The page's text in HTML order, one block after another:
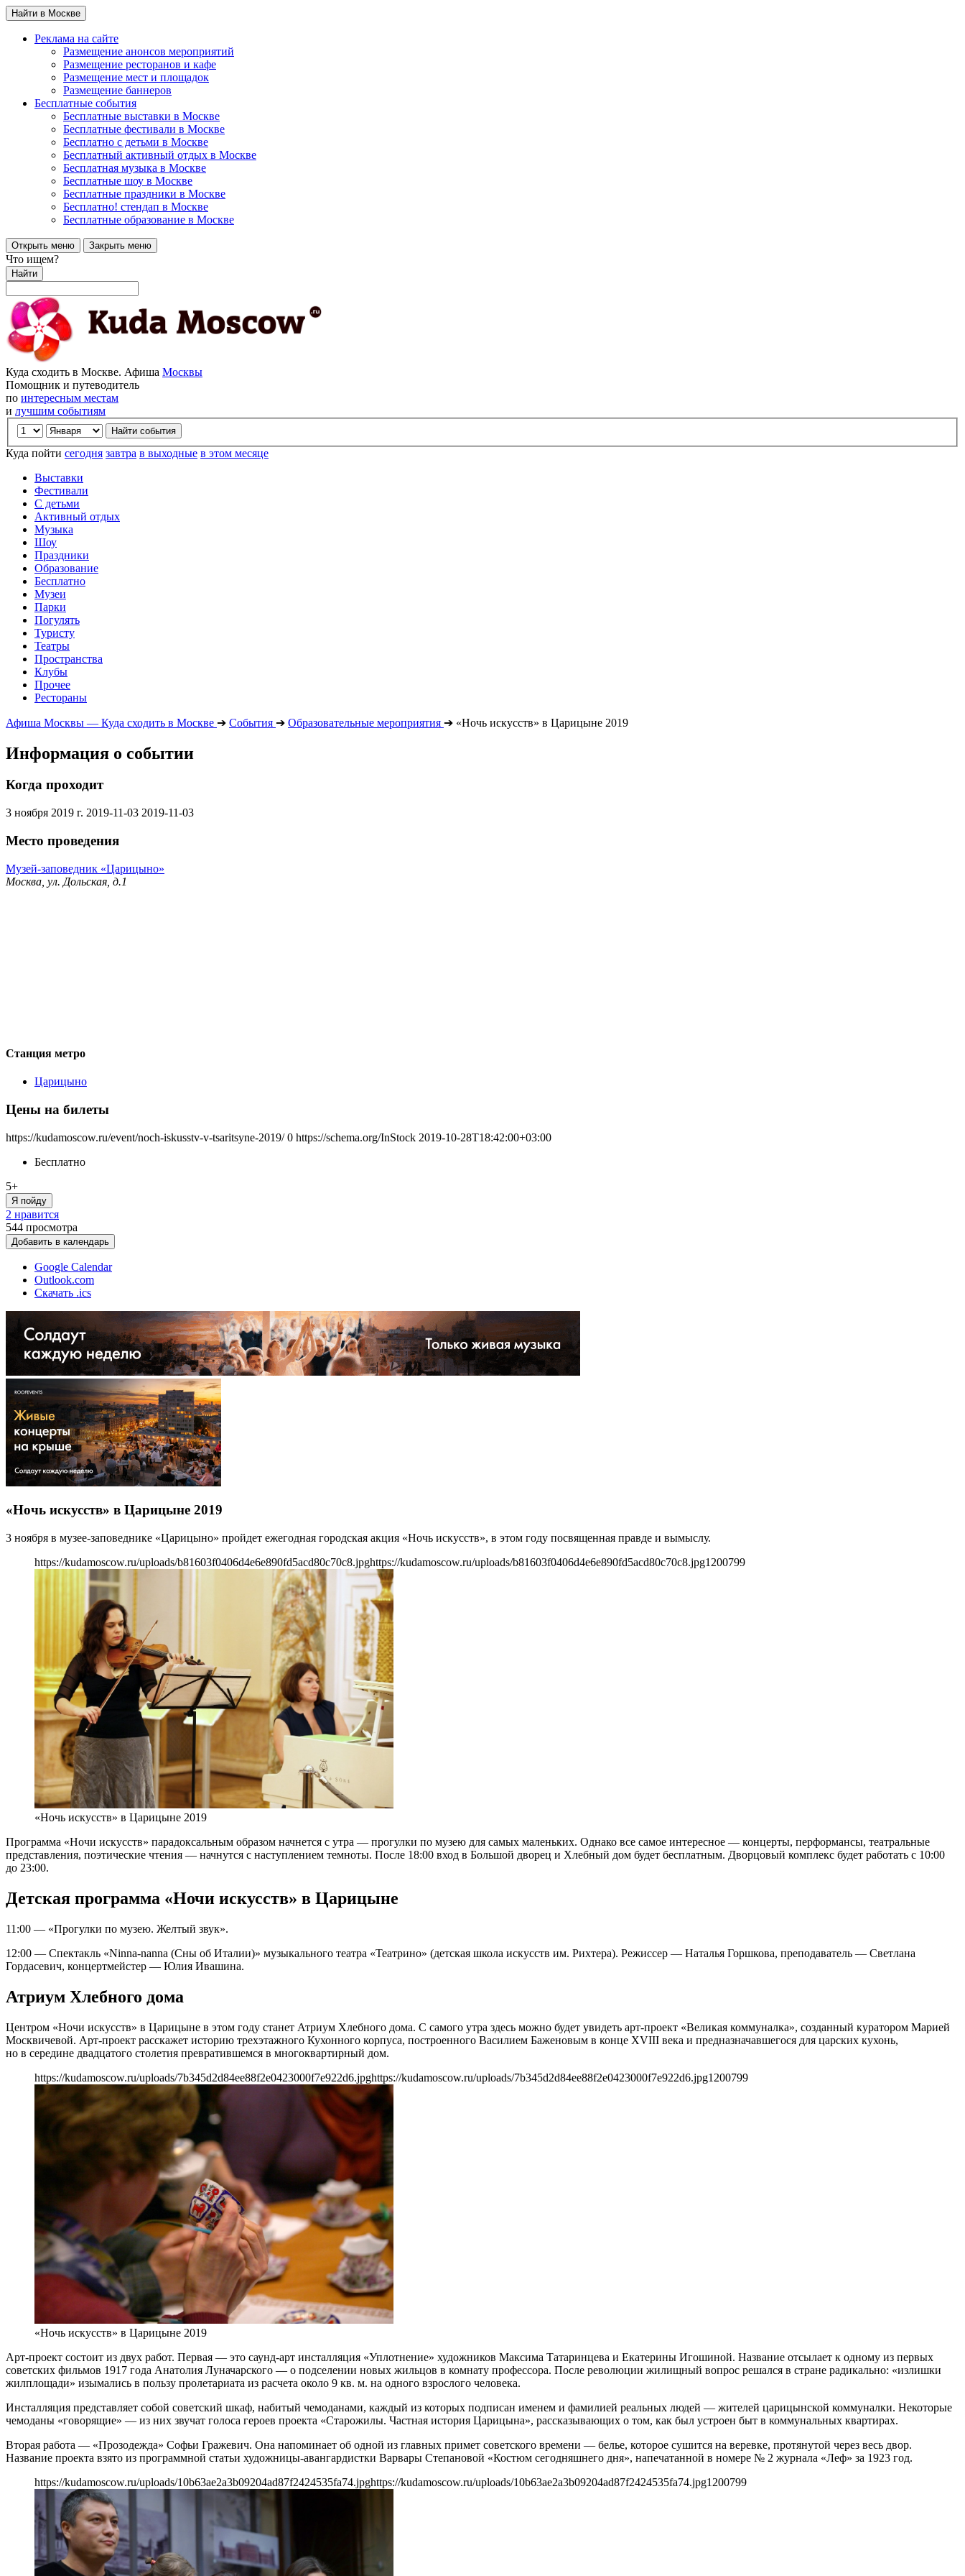
Найти в Москве
Реклама на сайте
Размещение анонсов мероприятий
Размещение ресторанов и кафе
Размещение мест и площадок
Размещение баннеров
Бесплатные события
Бесплатные выставки в Москве
Бесплатные фестивали в Москве
Бесплатно с детьми в Москве
Бесплатный активный отдых в Москве
Бесплатная музыка в Москве
Бесплатные шоу в Москве
Бесплатные праздники в Москве
Бесплатно! стендап в Москве
Бесплатные образование в Москве
Открыть меню Закрыть меню
Что ищем?
Найти
Куда сходить в Москве. Афиша Москвы
Помощник и путеводитель
по интересным местам
и лучшим событиям
Куда пойти сегодня завтра в выходные в этом месяце
Выставки
Фестивали
С детьми
Активный отдых
Музыка
Шоу
Праздники
Образование
Бесплатно
Музеи
Парки
Погулять
Туристу
Театры
Пространства
Клубы
Прочее
Рестораны
Афиша Москвы — Куда сходить в Москве ➔ События ➔ Образовательные мероприятия ➔ «Ночь искусств» в Царицыне 2019
Информация о событии
Когда проходит
3 ноября 2019 г. 2019-11-03 2019-11-03
Место проведения
Музей-заповедник «Царицыно»
Москва, ул. Дольская, д.1
Станция метро
Царицыно
Цены на билеты
https://kudamoscow.ru/event/noch-iskusstv-v-tsaritsyne-2019/ 0 https://schema.org/InStock 2019-10-28T18:42:00+03:00
Бесплатно
5+
Я пойду
2 нравится
544 просмотра
Добавить в календарь
Google Calendar
Outlook.com
Скачать .ics
«Ночь искусств» в Царицыне 2019
3 ноября в музее-заповеднике «Царицыно» пройдет ежегодная городская акция «Ночь искусств», в этом году посвященная правде и вымыслу.
https://kudamoscow.ru/uploads/b81603f0406d4e6e890fd5acd80c70c8.jpghttps://kudamoscow.ru/uploads/b81603f0406d4e6e890fd5acd80c70c8.jpg1200799
«Ночь искусств» в Царицыне 2019
Программа «Ночи искусств» парадоксальным образом начнется с утра — прогулки по музею для самых маленьких. Однако все самое интересное — концерты, перформансы, театральные
представления, поэтические чтения — начнутся с наступлением темноты. После 18:00 вход в Большой дворец и Хлебный дом будет бесплатным. Дворцовый комплекс будет работать с 10:00
до 23:00.
Детская программа «Ночи искусств» в Царицыне
11:00 — «Прогулки по музею. Желтый звук».
12:00 — Спектакль «Ninna-nanna (Сны об Италии)» музыкального театра «Театрино» (детская школа искусств им. Рихтера). Режиссер — Наталья Горшкова, преподаватель — Светлана
Гордасевич, концертмейстер — Юлия Ивашина.
Атриум Хлебного дома
Центром «Ночи искусств» в Царицыне в этом году станет Атриум Хлебного дома. С самого утра здесь можно будет увидеть арт-проект «Великая коммуналка», созданный куратором Марией
Москвичевой. Арт-проект расскажет историю трехэтажного Кухонного корпуса, построенного Василием Баженовым в конце XVIII века и предназначавшегося для царских кухонь,
но в середине двадцатого столетия превратившемся в многоквартирный дом.
https://kudamoscow.ru/uploads/7b345d2d84ee88f2e0423000f7e922d6.jpghttps://kudamoscow.ru/uploads/7b345d2d84ee88f2e0423000f7e922d6.jpg1200799
«Ночь искусств» в Царицыне 2019
Арт-проект состоит из двух работ. Первая — это саунд-арт инсталляция «Уплотнение» художников Максима Татаринцева и Екатерины Игошиной. Название отсылает к одному из первых
советских фильмов 1917 года Анатолия Луначарского — о подселении новых жильцов в комнату профессора. После революции жилищный вопрос решался в стране радикально: «излишки
жилплощади» изымались в пользу пролетариата из расчета около 9 кв. м. на одного взрослого человека.
Инсталляция представляет собой советский шкаф, набитый чемоданами, каждый из которых подписан именем и фамилией реальных людей — жителей царицынской коммуналки. Некоторые
чемоданы «говорящие» — из них звучат голоса героев проекта «Старожилы. Частная история Царицына», рассказывающих о том, как был устроен быт в коммунальных квартирах.
Вторая работа — «Прозодежда» Софьи Гражевич. Она напоминает об одной из главных примет советского времени — белье, которое сушится на веревке, протянутой через весь двор.
Название проекта взято из программной статьи художницы-авангардистки Варвары Степановой «Костюм сегодняшнего дня», напечатанной в номере № 2 журнала «Леф» за 1923 год.
https://kudamoscow.ru/uploads/10b63ae2a3b09204ad87f2424535fa74.jpghttps://kudamoscow.ru/uploads/10b63ae2a3b09204ad87f2424535fa74.jpg1200799